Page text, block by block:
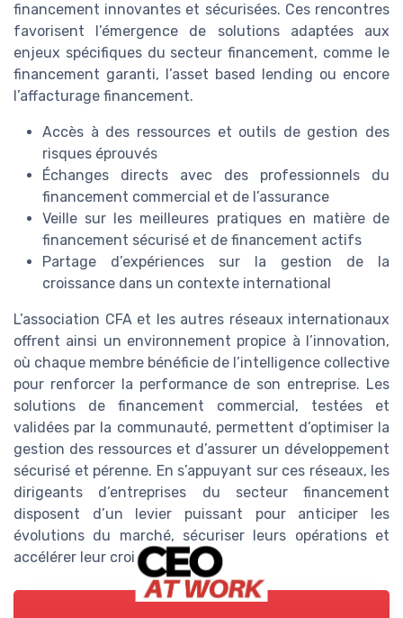
financement innovantes et sécurisées. Ces rencontres
favorisent l’émergence de solutions adaptées aux
enjeux spécifiques du secteur financement, comme le
financement garanti, l’asset based lending ou encore
l’affacturage financement.
Accès à des ressources et outils de gestion des
risques éprouvés
Échanges directs avec des professionnels du
financement commercial et de l’assurance
Veille sur les meilleures pratiques en matière de
financement sécurisé et de financement actifs
Partage d’expériences sur la gestion de la
croissance dans un contexte international
L’association CFA et les autres réseaux internationaux
offrent ainsi un environnement propice à l’innovation,
où chaque membre bénéficie de l’intelligence collective
pour renforcer la performance de son entreprise. Les
solutions de financement commercial, testées et
validées par la communauté, permettent d’optimiser la
gestion des ressources et d’assurer un développement
sécurisé et pérenne. En s’appuyant sur ces réseaux, les
dirigeants d’entreprises du secteur financement
disposent d’un levier puissant pour anticiper les
évolutions du marché, sécuriser leurs opérations et
accélérer leur croissance.